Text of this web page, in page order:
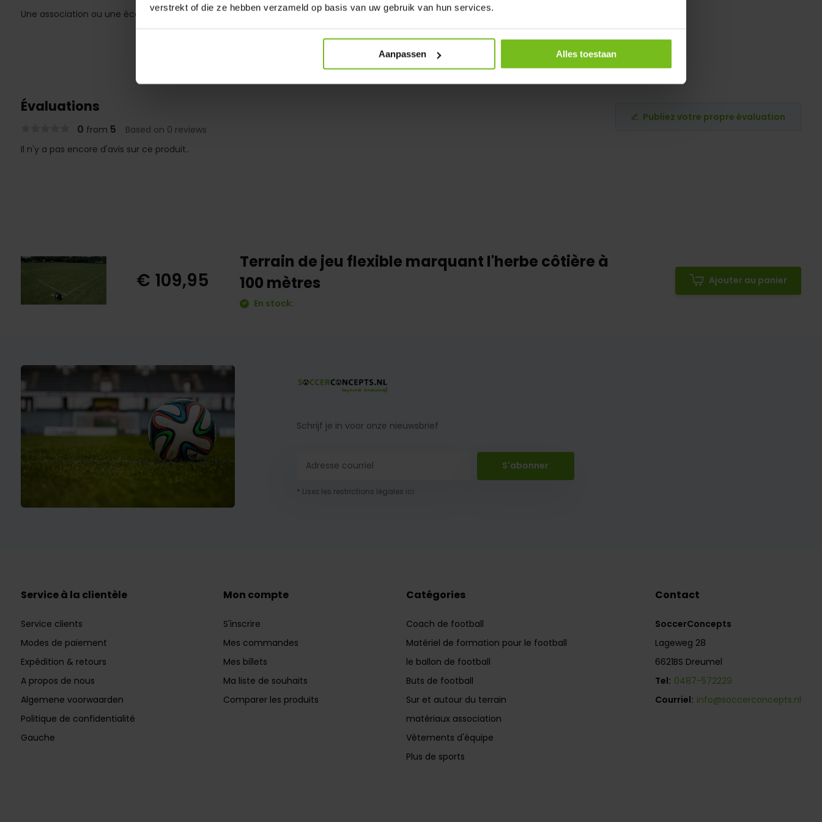
verstrekt of die ze hebben verzameld op basis van uw gebruik van hun services.
Aanpassen Alles toestaan
Une association ou une école l'achète une fois et en profitera pendant des années.
Évaluations
0 from 5 Based on 0 reviews
Publiez votre propre évaluation
Il n'y a pas encore d'avis sur ce produit..
€ 109,95
Terrain de jeu flexible marquant l'herbe côtière à
100 mètres
En stock:
Ajouter au panier
Schrijf je in voor onze nieuwsbrief
S'abonner
* Lisez les restrictions légales ici
Service à la clientèle
Service clients
Modes de paiement
Expédition & retours
A propos de nous
Algemene voorwaarden
Politique de confidentialité
Gauche
Mon compte
S'inscrire
Mes commandes
Mes billets
Ma liste de souhaits
Comparer les produits
Catégories
Coach de football
Matériel de formation pour le football
le ballon de football
Buts de football
Sur et autour du terrain
matériaux association
Vêtements d'équipe
Plus de sports
Contact
SoccerConcepts
Lageweg 28
6621BS Dreumel
Tel: 0487-572229
Courriel: info@soccerconcepts.nl